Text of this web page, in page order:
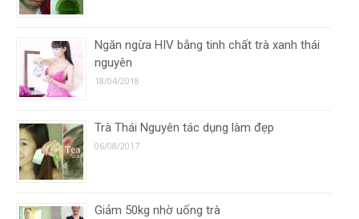
Ngăn ngừa HIV bằng tinh chất trà xanh thái
nguyên
18/04/2018
Trà Thái Nguyên tác dụng làm đẹp
06/08/2017
Giảm 50kg nhờ uống trà